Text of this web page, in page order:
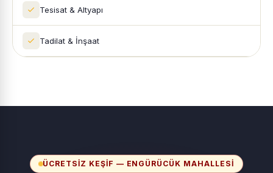
Tesisat & Altyapı
Tadilat & İnşaat
ÜCRETSIZ KEŞIF — ENGÜRÜCÜK MAHALLESI